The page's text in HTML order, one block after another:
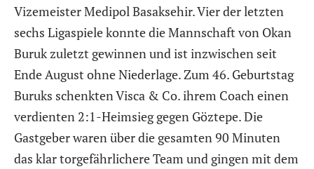
Vizemeister Medipol Basaksehir. Vier der letzten
sechs Ligaspiele konnte die Mannschaft von Okan
Buruk zuletzt gewinnen und ist inzwischen seit
Ende August ohne Niederlage. Zum 46. Geburtstag
Buruks schenkten Visca & Co. ihrem Coach einen
verdienten 2:1-Heimsieg gegen Göztepe. Die
Gastgeber waren über die gesamten 90 Minuten
das klar torgefährlichere Team und gingen mit dem